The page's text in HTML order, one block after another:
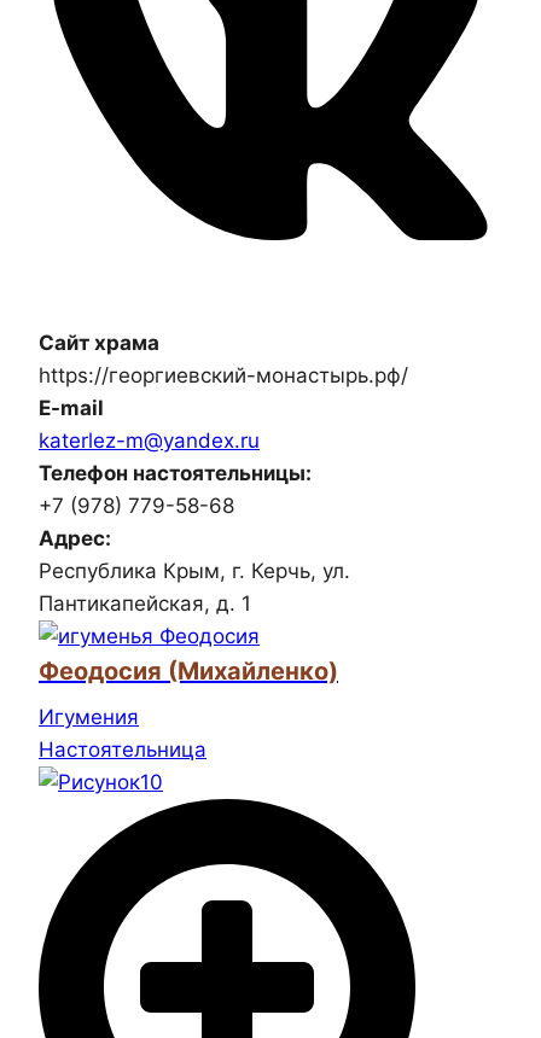
Сайт храма
https://георгиевский-монастырь.рф/
E-mail
katerlez-m@yandex.ru
Телефон настоятельницы:
+7 (978) 779-58-68
Адрес:
Республика Крым, г. Керчь, ул.
Пантикапейская, д. 1
Феодосия (Михайленко)
Игумения
Настоятельница